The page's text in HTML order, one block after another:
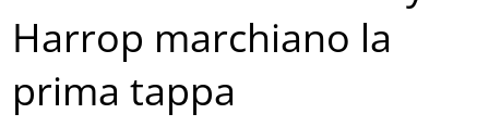
Harrop marchiano la
prima tappa